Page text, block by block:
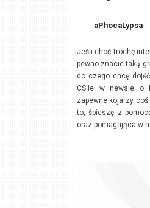
aPhocaLypsa
Jeśli choć trochę
pewno znacie taką
do czego chcę
CS'ie w newsie o
zapewne kojarzy
to, śpieszę z
oraz pomagająca w